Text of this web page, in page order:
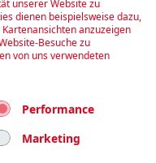
personalisierte
unserer Website zu
dienen beispielsweise dazu,
anzuzeigen
Besuche zu
von uns verwendeten
Performance
Marketing